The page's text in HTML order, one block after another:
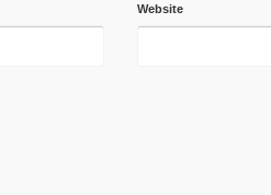
Website